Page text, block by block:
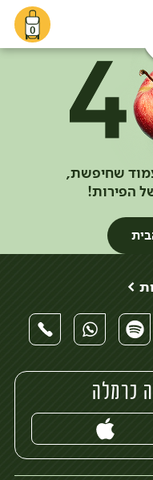
0
שחיפשת,
הפירות!
>
כרמלה